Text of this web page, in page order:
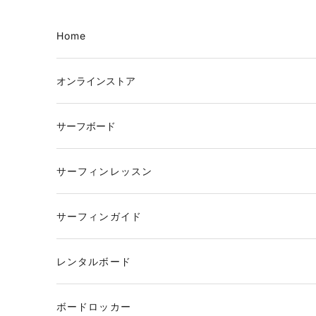
Home
オンラインストア
サーフボード
サーフィンレッスン
サーフィンガイド
レンタルボード
ボードロッカー